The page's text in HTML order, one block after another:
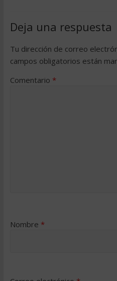
Deja una respuesta
Tu dirección de correo
campos obligatorios están
Comentario *
Nombre *